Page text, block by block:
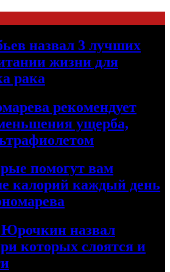
назвал 3 лучших
жизни для
рака
рекомендует
ущерба,
помогут вам
калорий каждый день
назвал
которых слоятся и